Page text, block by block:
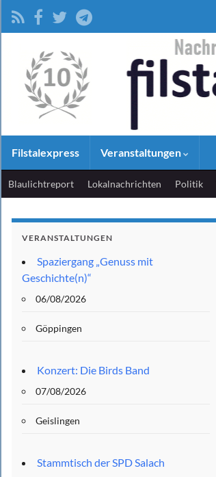
Filstalexpress Veranstaltungen
Blaulichtreport Lokalnachrichten Politik
VERANSTALTUNGEN
Spaziergang „Genuss mit
Geschichte(n)“
06/08/2026
Göppingen
Konzert: Die Birds Band
07/08/2026
Geislingen
Stammtisch der SPD Salach